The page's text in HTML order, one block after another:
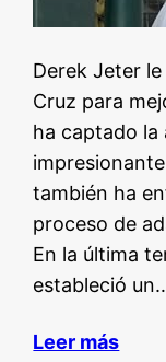
Derek Jeter
Cruz para
ha captado la
también ha
proceso de
En la última
estableció
Leer más